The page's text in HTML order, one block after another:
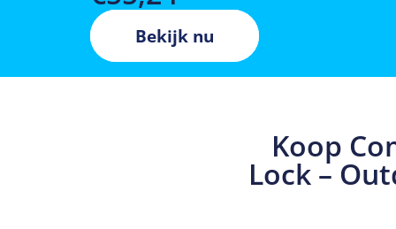
Bekijk nu
Koop
Lock –